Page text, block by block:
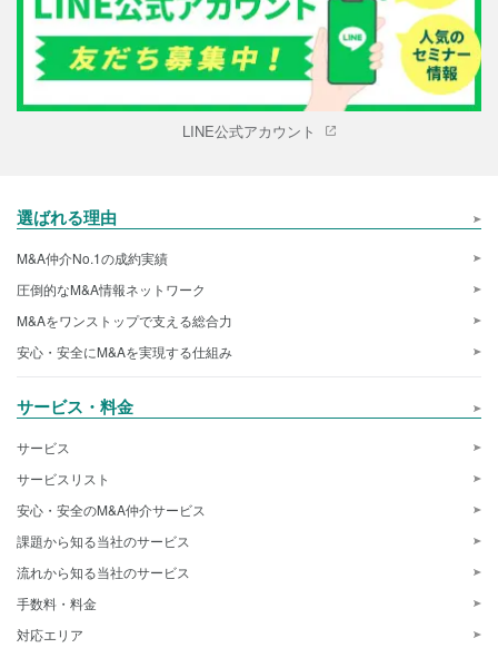
LINE公式アカウント
選ばれる理由
M&A仲介No.1の成約実績
圧倒的なM&A情報ネットワーク
M&Aをワンストップで支える総合力
安心・安全にM&Aを実現する仕組み
サービス・料金
サービス
サービスリスト
安心・安全のM&A仲介サービス
課題から知る当社のサービス
流れから知る当社のサービス
手数料・料金
対応エリア